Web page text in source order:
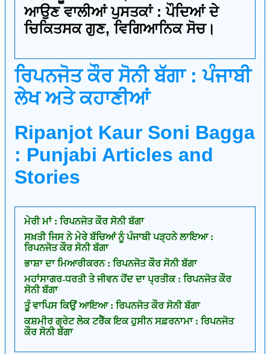
ਆਉਣ ਵਾਲੀਆਂ ਪੁਸਤਕਾਂ : ਪੌਦਿਆਂ ਦੇ
ਚਿਕਿਤਸਕ ਗੁਣ, ਵਿਗਿਆਨਿਕ ਸੋਚ।
ਰਿਪਨਜੋਤ ਕੌਰ ਸੋਨੀ ਬੱਗਾ : ਪੰਜਾਬੀ
ਲੇਖ ਅਤੇ ਕਹਾਣੀਆਂ
Ripanjot Kaur Soni Bagga
: Punjabi Articles and
Stories
ਮੇਰੀ ਮਾਂ : ਰਿਪਨਜੋਤ ਕੌਰ ਸੋਨੀ ਬੱਗਾ
ਸਖ਼ਤੀ ਜਿਸ ਨੇ ਮੇਰੇ ਬੱਚਿਆਂ ਨੂੰ ਪੰਜਾਬੀ ਪੜ੍ਹਨੇ ਲਾਇਆ :
ਰਿਪਨਜੋਤ ਕੌਰ ਸੋਨੀ ਬੱਗਾ
ਭਾਸ਼ਾ ਦਾ ਮਿਆਰੀਕਰਨ : ਰਿਪਨਜੋਤ ਕੌਰ ਸੋਨੀ ਬੱਗਾ
ਮਹਾਂਸਾਗਰ-ਧਰਤੀ ਤੇ ਜੀਵਨ ਹੋਂਦ ਦਾ ਪ੍ਰਤੀਕ : ਰਿਪਨਜੋਤ ਕੌਰ
ਸੋਨੀ ਬੱਗਾ
ਤੂੰ ‌ਵਾਪਿਸ‌ ਕਿਉਂ ਆਇਆ : ਰਿਪਨਜੋਤ ਕੌਰ ਸੋਨੀ ਬੱਗਾ
ਕਸ਼ਮੀਰ ਗ੍ਰੇਟ ਲੇਕ ਟਰੈੱਕ ਇਕ ਹੁਸੀਨ ਸਫ਼ਰਨਾਮਾ : ਰਿਪਨਜੋਤ
ਕੌਰ ਸੋਨੀ ਬੱਗਾ